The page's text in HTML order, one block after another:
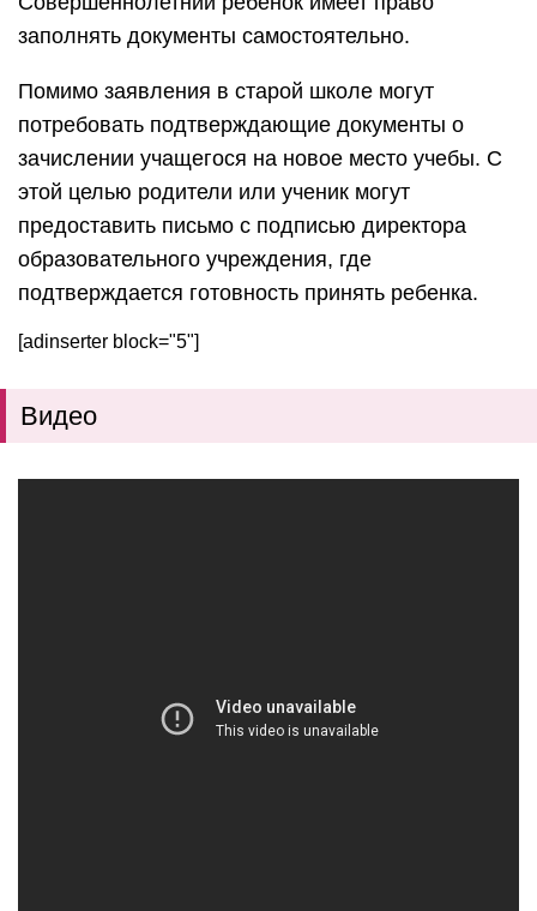
заполнять документы самостоятельно.
Помимо заявления в старой школе могут
потребовать подтверждающие документы о
зачислении учащегося на новое место учебы. С
этой целью родители или ученик могут
предоставить письмо с подписью директора
образовательного учреждения, где
подтверждается готовность принять ребенка.
[adinserter block="5"]
Видео